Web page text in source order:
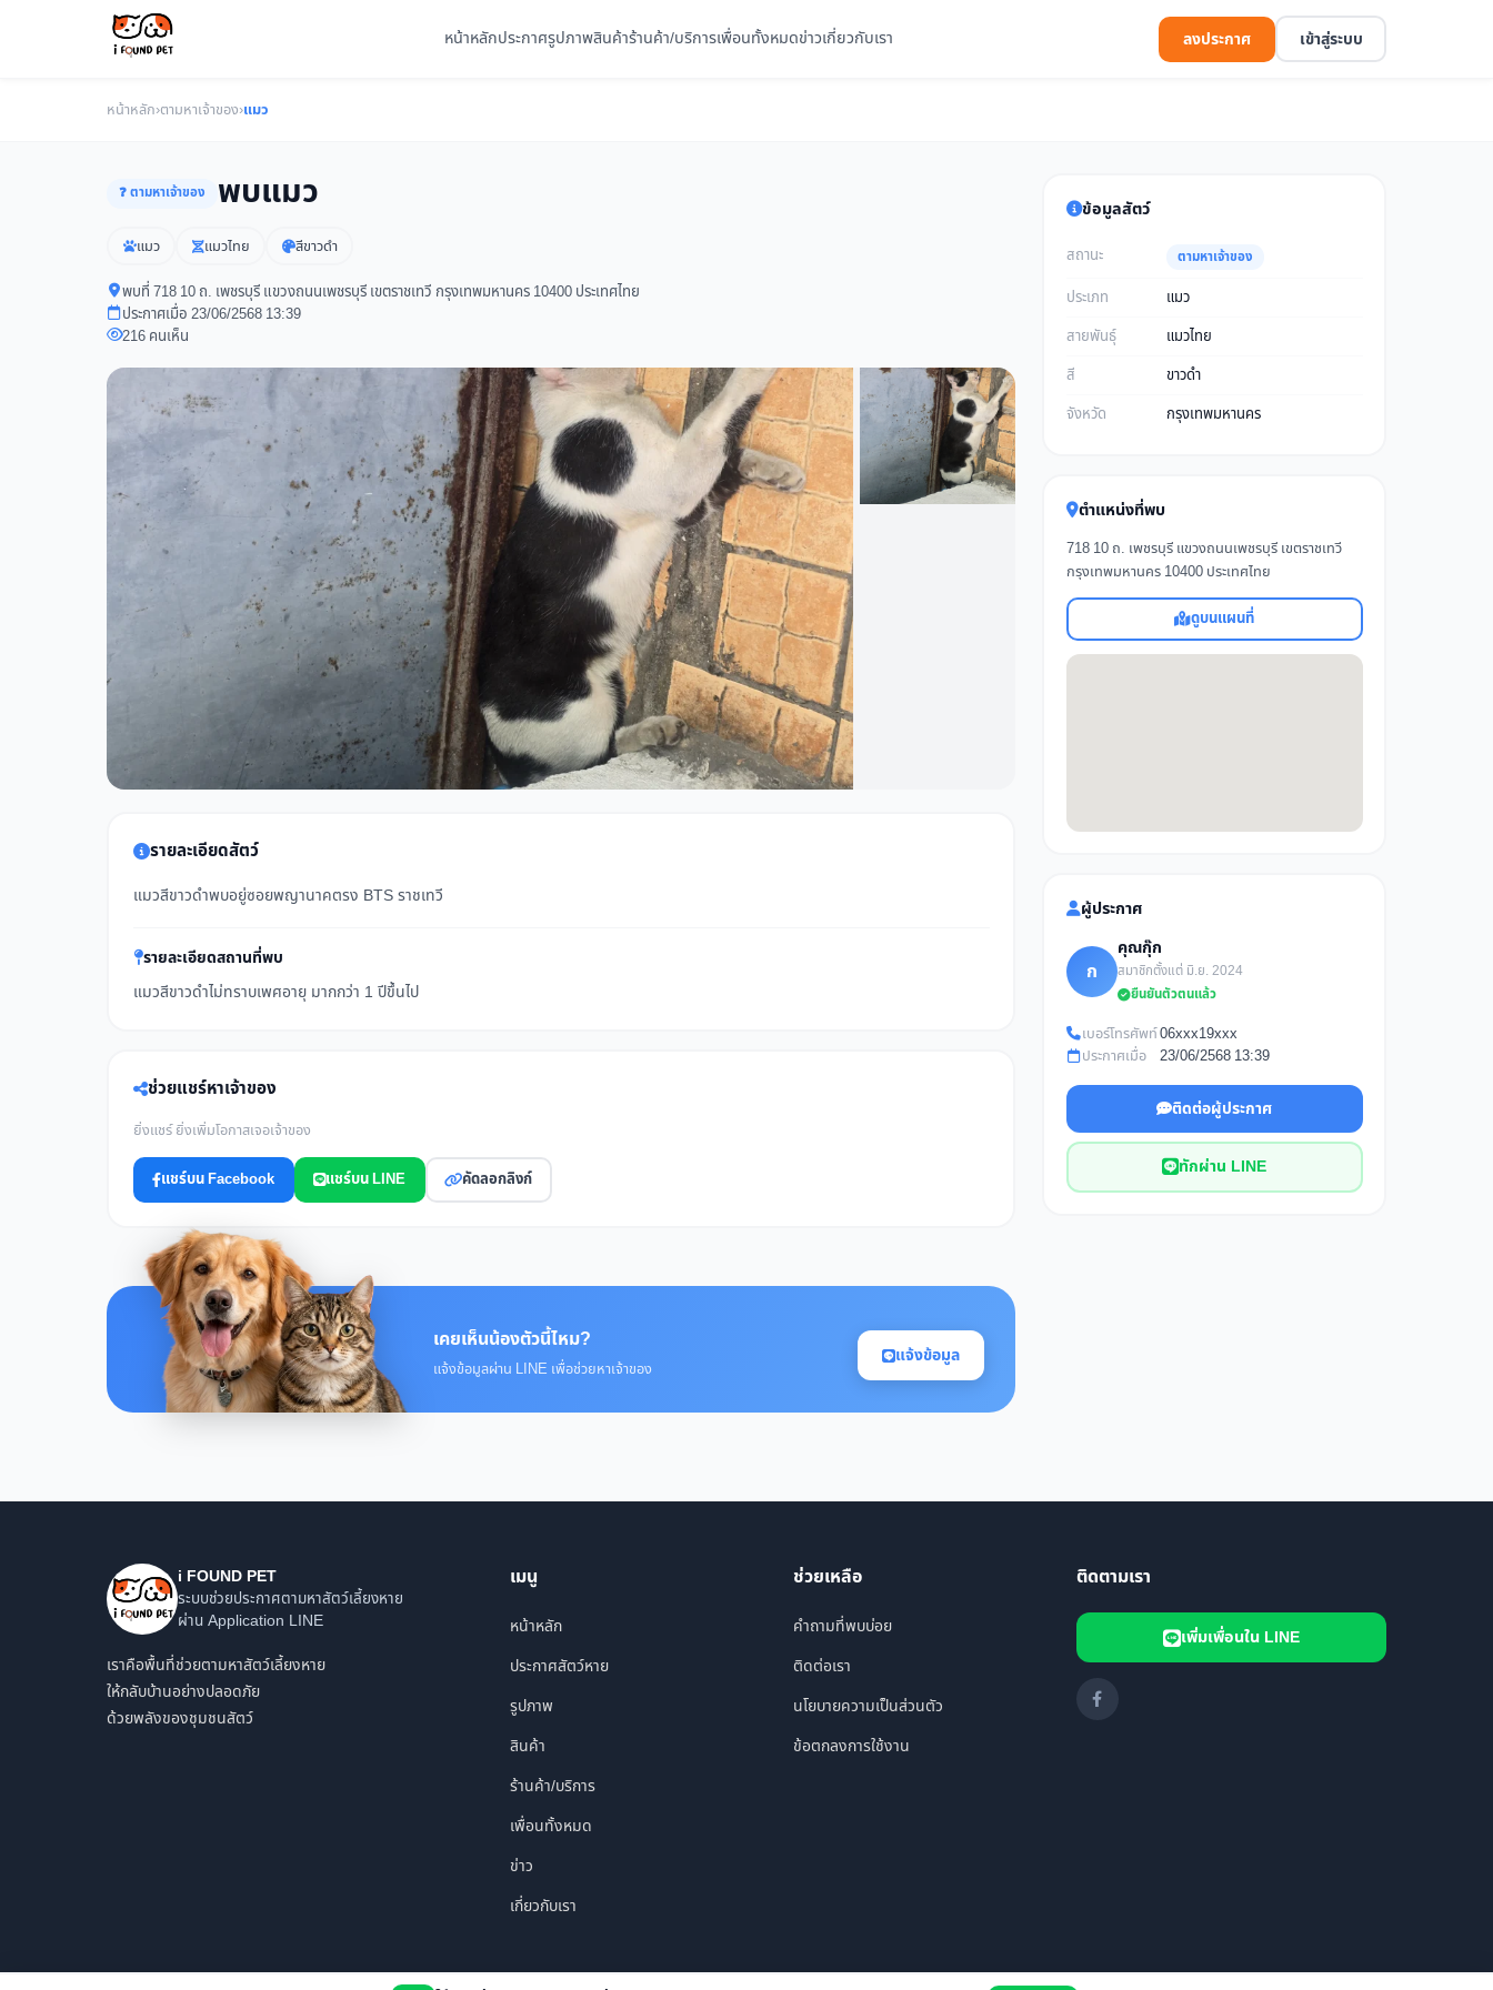
หน้าหลักประกาศรูปภาพสินค้าร้านค้า/บริการเพื่อนทั้งหมดข่าวเกี่ยวกับเรา ลงประกาศ เข้าสู่ระบบ
หน้าหลัก›ตามหาเจ้าของ›แมว
❓ ตามหาเจ้าของ พบแมว
แมว แมวไทย สีขาวดำ
พบที่ 718 10 ถ. เพชรบุรี แขวงถนนเพชรบุรี เขตราชเทวี กรุงเทพมหานคร 10400 ประเทศไทย
ประกาศเมื่อ 23/06/2568 13:39
216 คนเห็น
รายละเอียดสัตว์
แมวสีขาวดำพบอยู่ซอยพญานาคตรง BTS ราชเทวี
รายละเอียดสถานที่พบ
แมวสีขาวดำไม่ทราบเพศอายุ มากกว่า 1 ปีขึ้นไป
ช่วยแชร์หาเจ้าของ
ยิ่งแชร์ ยิ่งเพิ่มโอกาสเจอเจ้าของ
แชร์บน Facebook แชร์บน LINE คัดลอกลิงก์
เคยเห็นน้องตัวนี้ไหม?
แจ้งข้อมูลผ่าน LINE เพื่อช่วยหาเจ้าของ
แจ้งข้อมูล
ข้อมูลสัตว์
สถานะ ตามหาเจ้าของ
ประเภท
แมว
สายพันธุ์
แมวไทย
สี
ขาวดำ
จังหวัด
กรุงเทพมหานคร
ตำแหน่งที่พบ
718 10 ถ. เพชรบุรี แขวงถนนเพชรบุรี เขตราชเทวี
กรุงเทพมหานคร 10400 ประเทศไทย
ดูบนแผนที่
ผู้ประกาศ
ก
คุณกุ๊ก
สมาชิกตั้งแต่ มิ.ย. 2024
ยืนยันตัวตนแล้ว
เบอร์โทรศัพท์06xxx19xxx
ประกาศเมื่อ
23/06/2568 13:39
ติดต่อผู้ประกาศ
ทักผ่าน LINE
i FOUND PET
ระบบช่วยประกาศตามหาสัตว์เลี้ยงหาย
ผ่าน Application LINE
เราคือพื้นที่ช่วยตามหาสัตว์เลี้ยงหาย
ให้กลับบ้านอย่างปลอดภัย
ด้วยพลังของชุมชนสัตว์
เมนู
หน้าหลัก
ประกาศสัตว์หาย
รูปภาพ
สินค้า
ร้านค้า/บริการ
เพื่อนทั้งหมด
ข่าว
เกี่ยวกับเรา
ช่วยเหลือ
คำถามที่พบบ่อย
ติดต่อเรา
นโยบายความเป็นส่วนตัว
ข้อตกลงการใช้งาน
ติดตามเรา
เพิ่มเพื่อนใน LINE